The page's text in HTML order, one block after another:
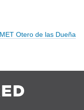
Otero de las Dueña